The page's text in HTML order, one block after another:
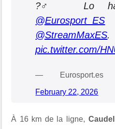
?‍♂️ Lo
@Eurosport_ES
@StreamMaxES
pic.twitter.com/
— Eurosport.es
February 22, 2026
À 16 km de la ligne,